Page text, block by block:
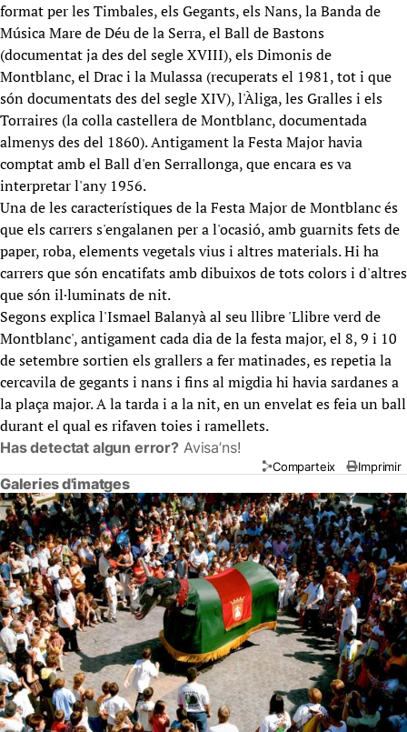
format per les Timbales, els Gegants, els Nans, la Banda de
Música Mare de Déu de la Serra, el Ball de Bastons
(documentat ja des del segle XVIII), els Dimonis de
Montblanc, el Drac i la Mulassa (recuperats el 1981, tot i que
són documentats des del segle XIV), l'Àliga, les Gralles i els
Torraires (la colla castellera de Montblanc, documentada
almenys des del 1860). Antigament la Festa Major havia
comptat amb el Ball d'en Serrallonga, que encara es va
interpretar l'any 1956.
Una de les característiques de la Festa Major de Montblanc és
que els carrers s'engalanen per a l'ocasió, amb guarnits fets de
paper, roba, elements vegetals vius i altres materials. Hi ha
carrers que són encatifats amb dibuixos de tots colors i d'altres
que són il·luminats de nit.
Segons explica l'Ismael Balanyà al seu llibre 'Llibre verd de
Montblanc', antigament cada dia de la festa major, el 8, 9 i 10
de setembre sortien els grallers a fer matinades, es repetia la
cercavila de gegants i nans i fins al migdia hi havia sardanes a
la plaça major. A la tarda i a la nit, en un envelat es feia un ball
durant el qual es rifaven toies i ramellets.
Has detectat algun error? Avisa’ns!
Comparteix Imprimir
Galeries d'imatges